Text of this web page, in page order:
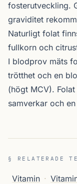
fosterutveckling.
graviditet
Naturligt folat
fullkorn och
I blodprov mäts
trötthet och en
(högt MCV).
samverkar och
§ RELATERADE
Vitamin ·